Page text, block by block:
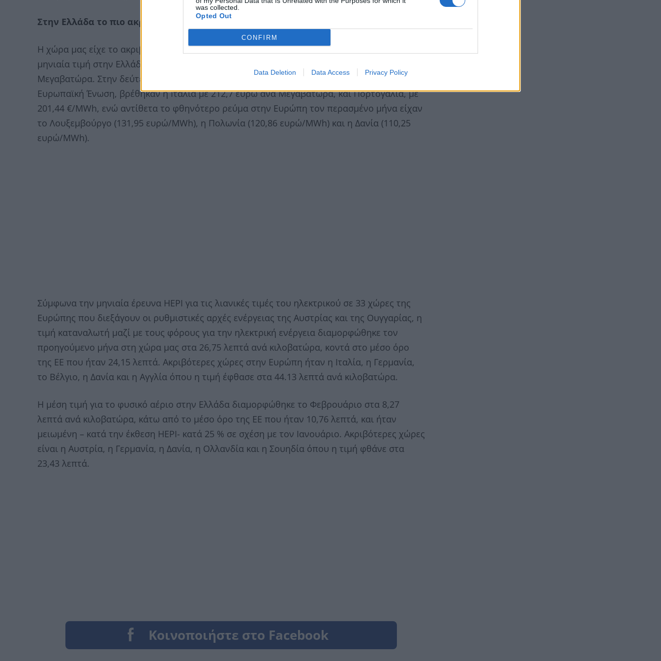
was collected.
Opted Out
CONFIRM
Data Deletion Data Access Privacy Policy
Στην Ελλάδα το πιο ακριβό ρεύμα
Η χώρα μας είχε το ακριβότερο ρεύμα στην Ευρώπη τον Φεβρουάριο. Συγκεκριμένα, η μέση
μηνιαία τιμή στην Ελλάδα τον περασμένο μήνα διαμορφώθηκε στα 213,43 ευρώ ανά
Μεγαβατώρα. Στην δεύτερη και τρίτη θέση με τις υψηλότερες τιμές ρεύματος στην
Ευρωπαϊκή Ένωση, βρέθηκαν η Ιταλία με 212,7 ευρώ ανά Μεγαβατώρα, και Πορτογαλία, με
201,44 €/MWh, ενώ αντίθετα το φθηνότερο ρεύμα στην Ευρώπη τον περασμένο μήνα είχαν
το Λουξεμβούργο (131,95 ευρώ/MWh), η Πολωνία (120,86 ευρώ/MWh) και η Δανία (110,25
ευρώ/MWh).
Σύμφωνα την μηνιαία έρευνα HEPI για τις λιανικές τιμές του ηλεκτρικού σε 33 χώρες της
Ευρώπης που διεξάγουν οι ρυθμιστικές αρχές ενέργειας της Αυστρίας και της Ουγγαρίας, η
τιμή καταναλωτή μαζί με τους φόρους για την ηλεκτρική ενέργεια διαμορφώθηκε τον
προηγούμενο μήνα στη χώρα μας στα 26,75 λεπτά ανά κιλοβατώρα, κοντά στο μέσο όρο
της ΕΕ που ήταν 24,15 λεπτά. Ακριβότερες χώρες στην Ευρώπη ήταν η Ιταλία, η Γερμανία,
το Βέλγιο, η Δανία και η Αγγλία όπου η τιμή έφθασε στα 44.13 λεπτά ανά κιλοβατώρα.
Η μέση τιμή για το φυσικό αέριο στην Ελλάδα διαμορφώθηκε το Φεβρουάριο στα 8,27
λεπτά ανά κιλοβατώρα, κάτω από το μέσο όρο της ΕΕ που ήταν 10,76 λεπτά, και ήταν
μειωμένη – κατά την έκθεση HEPI- κατά 25 % σε σχέση με τον Ιανουάριο. Ακριβότερες χώρες
είναι η Αυστρία, η Γερμανία, η Δανία, η Ολλανδία και η Σουηδία όπου η τιμή φθάνε στα
23,43 λεπτά.